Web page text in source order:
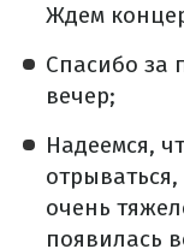
Ждем
Спасибо за
вечер;
Надеемся,
очень
появилась